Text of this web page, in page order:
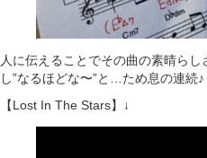
人に伝えることでその曲の素晴ら
し”なるほどな〜”と…ため息の連続♪
【Lost In The Stars】↓